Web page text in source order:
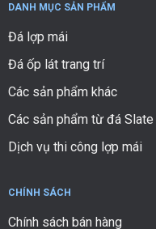
DANH MỤC SẢN PHẨM
Đá lợp mái
Đá ốp lát trang trí
Các sản phẩm khác
Các sản phẩm từ đá Slate
Dịch vụ thi công lợp mái
CHÍNH SÁCH
Chính sách bán hàng